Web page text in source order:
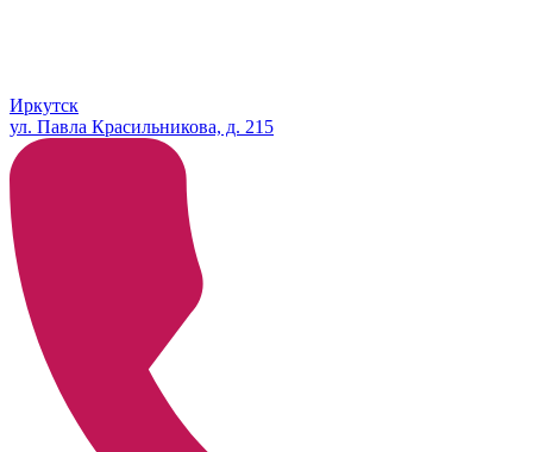
Иркутск
ул. Павла Красильникова, д. 215